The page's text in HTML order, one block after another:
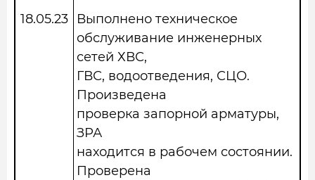
18.05.23
Выполнено техническое
обслуживание инженерных
сетей ХВС,
ГВС, водоотведения, СЦО.
Произведена
проверка запорной арматуры,
ЗРА
находится в рабочем состоянии.
Проверена